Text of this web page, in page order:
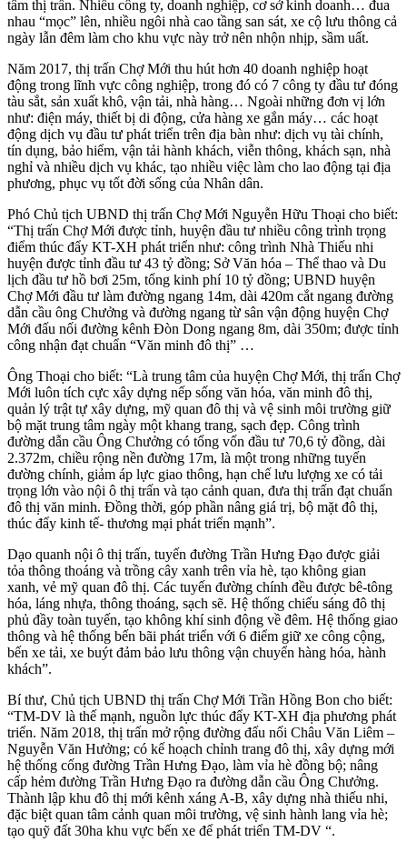
tâm thị trấn. Nhiều công ty, doanh nghiệp, cơ sở kinh doanh… đua
nhau “mọc” lên, nhiều ngôi nhà cao tầng san sát, xe cộ lưu thông cả
ngày lẫn đêm làm cho khu vực này trở nên nhộn nhịp, sầm uất.
Năm 2017, thị trấn Chợ Mới thu hút hơn 40 doanh nghiệp hoạt
động trong lĩnh vực công nghiệp, trong đó có 7 công ty đầu tư đóng
tàu sắt, sản xuất khô, vận tải, nhà hàng… Ngoài những đơn vị lớn
như: điện máy, thiết bị di động, cửa hàng xe gắn máy… các hoạt
động dịch vụ đầu tư phát triển trên địa bàn như: dịch vụ tài chính,
tín dụng, bảo hiểm, vận tải hành khách, viễn thông, khách sạn, nhà
nghỉ và nhiều dịch vụ khác, tạo nhiều việc làm cho lao động tại địa
phương, phục vụ tốt đời sống của Nhân dân.
Phó Chủ tịch UBND thị trấn Chợ Mới Nguyễn Hữu Thoại cho biết:
“Thị trấn Chợ Mới được tỉnh, huyện đầu tư nhiều công trình trọng
điểm thúc đẩy KT-XH phát triển như: công trình Nhà Thiếu nhi
huyện được tỉnh đầu tư 43 tỷ đồng; Sở Văn hóa – Thể thao và Du
lịch đầu tư hồ bơi 25m, tổng kinh phí 10 tỷ đồng; UBND huyện
Chợ Mới đầu tư làm đường ngang 14m, dài 420m cắt ngang đường
dẫn cầu ông Chưởng và đường ngang từ sân vận động huyện Chợ
Mới đấu nối đường kênh Đòn Dong ngang 8m, dài 350m; được tỉnh
công nhận đạt chuẩn “Văn minh đô thị” …
Ông Thoại cho biết: “Là trung tâm của huyện Chợ Mới, thị trấn Chợ
Mới luôn tích cực xây dựng nếp sống văn hóa, văn minh đô thị,
quản lý trật tự xây dựng, mỹ quan đô thị và vệ sinh môi trường giữ
bộ mặt trung tâm ngày một khang trang, sạch đẹp. Công trình
đường dẫn cầu Ông Chưởng có tổng vốn đầu tư 70,6 tỷ đồng, dài
2.372m, chiều rộng nền đường 17m, là một trong những tuyến
đường chính, giảm áp lực giao thông, hạn chế lưu lượng xe có tải
trọng lớn vào nội ô thị trấn và tạo cảnh quan, đưa thị trấn đạt chuẩn
đô thị văn minh. Đồng thời, góp phần nâng giá trị, bộ mặt đô thị,
thúc đẩy kinh tế- thương mại phát triển mạnh”.
Dạo quanh nội ô thị trấn, tuyến đường Trần Hưng Đạo được giải
tỏa thông thoáng và trồng cây xanh trên vỉa hè, tạo không gian
xanh, vẻ mỹ quan đô thị. Các tuyến đường chính đều được bê-tông
hóa, láng nhựa, thông thoáng, sạch sẽ. Hệ thống chiếu sáng đô thị
phủ đầy toàn tuyến, tạo không khí sinh động về đêm. Hệ thống giao
thông và hệ thống bến bãi phát triển với 6 điểm giữ xe công cộng,
bến xe tải, xe buýt đảm bảo lưu thông vận chuyển hàng hóa, hành
khách”.
Bí thư, Chủ tịch UBND thị trấn Chợ Mới Trần Hồng Bon cho biết:
“TM-DV là thế mạnh, nguồn lực thúc đẩy KT-XH địa phương phát
triển. Năm 2018, thị trấn mở rộng đường đấu nối Châu Văn Liêm –
Nguyễn Văn Hưởng; có kế hoạch chỉnh trang đô thị, xây dựng mới
hệ thống cống đường Trần Hưng Đạo, làm vỉa hè đồng bộ; nâng
cấp hẻm đường Trần Hưng Đạo ra đường dẫn cầu Ông Chưởng.
Thành lập khu đô thị mới kênh xáng A-B, xây dựng nhà thiếu nhi,
đặc biệt quan tâm cảnh quan môi trường, vệ sinh hành lang vỉa hè;
tạo quỹ đất 30ha khu vực bến xe để phát triển TM-DV “.